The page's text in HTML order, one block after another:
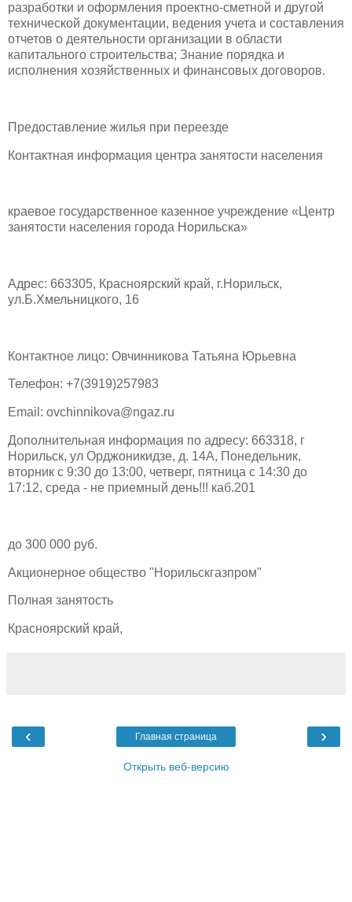
разработки и оформления проектно-сметной и другой
технической документации, ведения учета и составления
отчетов о деятельности организации в области
капитального строительства; Знание порядка и
исполнения хозяйственных и финансовых договоров.
Предоставление жилья при переезде
Контактная информация центра занятости населения
краевое государственное казенное учреждение «Центр
занятости населения города Норильска»
Адрес: 663305, Красноярский край, г.Норильск,
ул.Б.Хмельницкого, 16
Контактное лицо: Овчинникова Татьяна Юрьевна
Телефон: +7(3919)257983
Email: ovchinnikova@ngaz.ru
Дополнительная информация по адресу: 663318, г
Норильск, ул Орджоникидзе, д. 14А, Понедельник,
вторник с 9:30 до 13:00, четверг, пятница с 14:30 до
17:12, среда - не приемный день!!! каб.201
до 300 000 руб.
Акционерное общество "Норильскгазпром"
Полная занятость
Красноярский край,
‹ ›
Главная страница
Открыть веб-версию